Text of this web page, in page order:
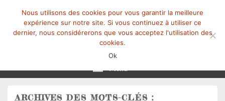
ARCHIVES DES MOTS-CLÉS :
Nous utilisons des cookies pour vous garantir la meilleure
expérience sur notre site. Si vous continuez à utiliser ce
dernier, nous considérerons que vous acceptez l'utilisation des
cookies.
Ok